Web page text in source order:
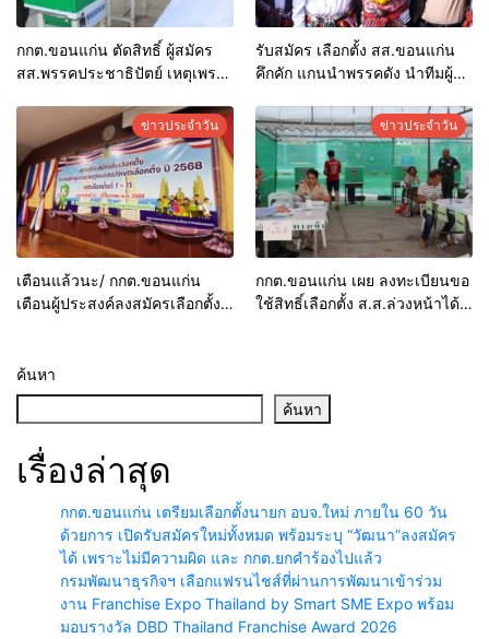
กกต.ขอนแก่น ตัดสิทธิ์ ผู้สมัคร
สส.พรรคประชาธิปัตย์ เหตุเพราะ
สอบสวนทุจริตเลือกตั้ง อบต.13
เรื่อง
รับสมัคร เลือกตั้ง สส.ขอนแก่น
คึกคัก แกนนำพรรคดัง นำทีมผู้
ข่าวประจำวัน
เตือนแล้วนะ/ กกต.ขอนแก่น
เตือนผู้ประสงค์ลงสมัครเลือกตั้ง
ข่าวประจำวัน
กกต.ขอนแก่น เผย ลงทะเบียนขอ
ใช้สิทธิ์เลือกตั้ง ส.ส.ล่วงหน้าได้
ค้นหา
ค้นหา
เรื่องล่าสุด
กกต.ขอนแก่น เตรียมเลือกตั้งนายก อบจ.ใหม่ ภายใน 60 วัน
ด้วยการ เปิดรับสมัครใหม่ทั้งหมด พร้อมระบุ “วัฒนา”ลงสมัคร
ได้ เพราะไม่มีความผิด และ กกต.ยกคำร้องไปแล้ว
กรมพัฒนาธุรกิจฯ เลือกแฟรนไชส์ที่ผ่านการพัฒนาเข้าร่วม
งาน Franchise Expo Thailand by Smart SME Expo พร้อม
มอบรางวัล DBD Thailand Franchise Award 2026